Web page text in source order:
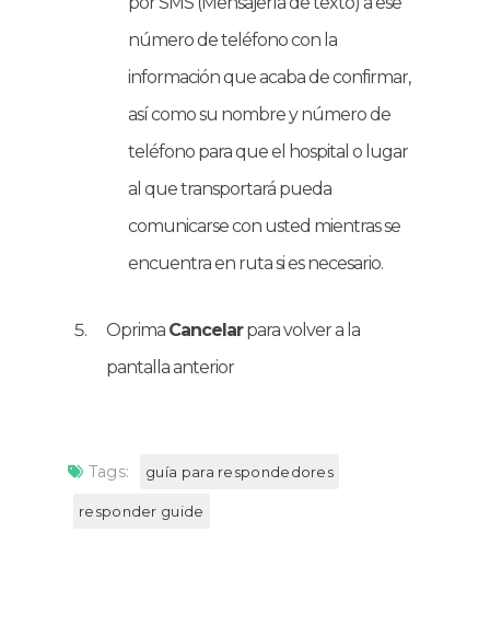
número de teléfono con la
información que acaba de confirmar,
así como su nombre y número de
teléfono para que el hospital o lugar
al que transportará pueda
comunicarse con usted mientras se
encuentra en ruta si es necesario.
Oprima Cancelarpara volver a la
pantalla anterior
Tags: guía para respondedores
responder guide